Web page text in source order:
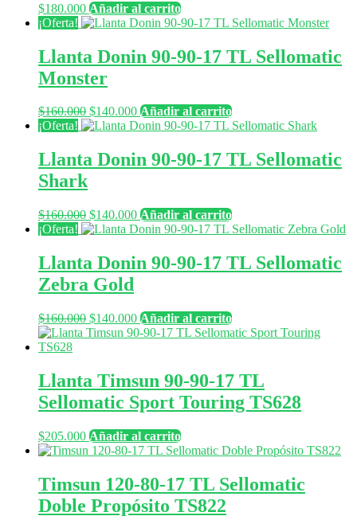
$180.000 Añadir al carrito
¡Oferta!
Llanta Donin 90-90-17 TL Sellomatic
Monster
$160.000 El
precio
era:
$160.000.
$140.000El
precio
es:
$140.000.
Añadir al carrito
¡Oferta!
Llanta Donin 90-90-17 TL Sellomatic
Shark
$160.000 El
precio
era:
$160.000.
$140.000El
precio
$140.000.
Añadir al carrito
¡Oferta!
Llanta Donin 90-90-17 TL Sellomatic
Zebra Gold
$160.000 El
precio
$160.000.
$140.000El
precio
$140.000.
Añadir al carrito
Llanta Timsun 90-90-17 TL
Sellomatic Sport Touring TS628
$205.000 Añadir al carrito
Timsun 120-80-17 TL Sellomatic
Doble Propósito TS822